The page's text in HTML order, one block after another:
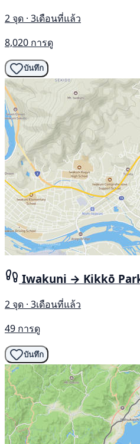
2 จุด · 3เดือนที่แล้ว
8,020 การดู
บันทึก
Iwakuni → Kikkō
2 จุด · 3เดือนที่แล้ว
49 การดู
บันทึก